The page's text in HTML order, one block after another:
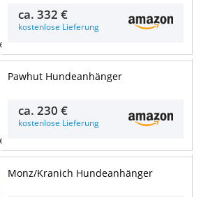
ca.332 €
kostenlose Lieferung
Pawhut Hundeanhänger
ca.230 €
kostenlose Lieferung
Monz/Kranich Hundeanhänger